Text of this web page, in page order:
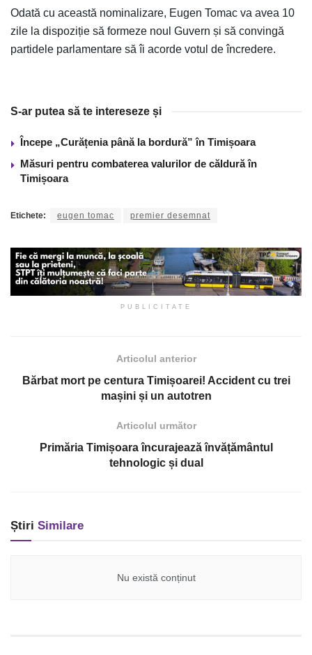
Odată cu această nominalizare, Eugen Tomac va avea 10
zile la dispoziție să formeze noul Guvern și să convingă
partidele parlamentare să îi acorde votul de încredere.
S-ar putea să te intereseze și
Începe „Curățenia până la bordură” în Timișoara
Măsuri pentru combaterea valurilor de căldură în
Timișoara
Etichete: eugen tomac premier desemnat
PUBLICITATE
Articolul anterior
Bărbat mort pe centura Timișoarei! Accident cu trei
mașini și un autotren
Articolul următor
Primăria Timișoara încurajează învățământul
tehnologic și dual
Știri Similare
Nu există conținut